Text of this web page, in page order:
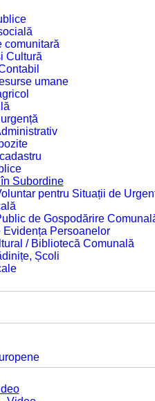
comunitară
Cultură
umane
Subordine
pentru Situații de
de Gospodărire
Evidența Persoanelor
/ Bibliotecă Comunală
Școli